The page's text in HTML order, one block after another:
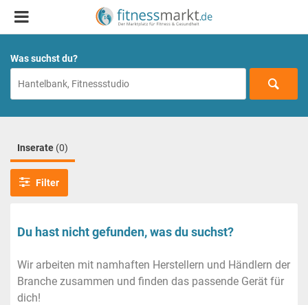
Was suchst du?
Inserate (0)
Filter
Du hast nicht gefunden, was du suchst?
Wir arbeiten mit namhaften Herstellern und Händlern der
Branche zusammen und finden das passende Gerät für
dich!